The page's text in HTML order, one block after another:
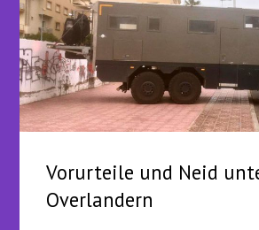
Vorurteile und Neid
Overlandern